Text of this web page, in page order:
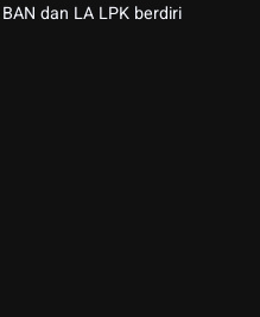
dan LA LPK berdiri